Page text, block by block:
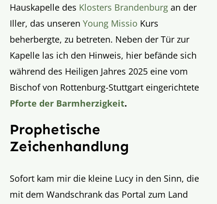
Hauskapelle des Klosters Brandenburg an der
Iller, das unseren Young Missio Kurs
beherbergte, zu betreten. Neben der Tür zur
Kapelle las ich den Hinweis, hier befände sich
während des Heiligen Jahres 2025 eine vom
Bischof von Rottenburg-Stuttgart eingerichtete
Pforte der Barmherzigkeit.
Prophetische
Zeichenhandlung
Sofort kam mir die kleine Lucy in den Sinn, die
mit dem Wandschrank das Portal zum Land